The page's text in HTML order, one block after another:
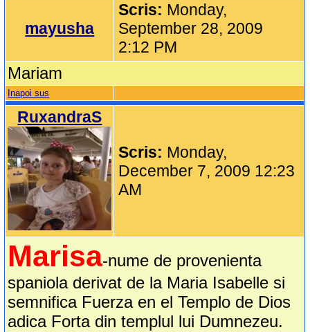
mayusha
Scris: Monday,
September 28, 2009
2:12 PM
Mariam
Inapoi sus
RuxandraS
Scris: Monday,
December 7, 2009 12:23
AM
Marisa-nume de provenienta
spaniola derivat de la Maria Isabelle si
semnifica Fuerza en el Templo de Dios
adica Forta din templul lui Dumnezeu.